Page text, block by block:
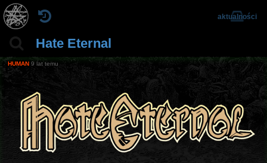
Hate Eternal
aktualności
HUMAN 9 lat temu